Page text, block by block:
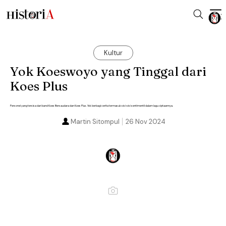
Kultur
Yok Koeswoyo yang Tinggal dari
Koes Plus
Personel yang tersisa dari band Koes Bersaudara dan Koes Plus. Yok berbagi cerita termasuk sisi-sisi sentimentil dalam lagu ciptaannya.
26 Nov 2024
Martin Sitompul